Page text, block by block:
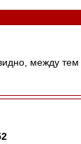
между тем